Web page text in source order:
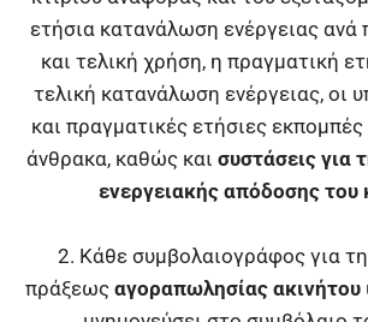
ετήσια κατανάλωση ενέργειας ανά
και τελική χρήση, η πραγματική
τελική κατανάλωση ενέργειας, οι
και πραγματικές ετήσιες εκπομπές
άνθρακα, καθώς και συστάσεις για
ενεργειακής απόδοσης του
2. Κάθε συμβολαιογράφος για
πράξεως αγοραπωλησίας ακινήτου